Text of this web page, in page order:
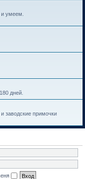
умеем.
дней.
заводские примочки